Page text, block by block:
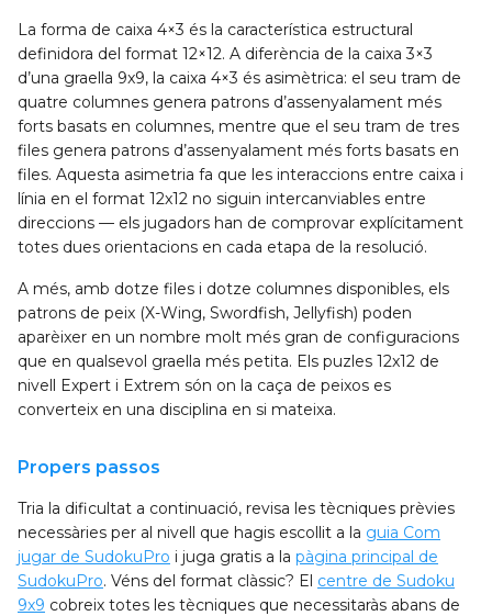
La forma de caixa 4×3 és la característica estructural
definidora del format 12×12. A diferència de la caixa 3×3
d’una graella 9x9, la caixa 4×3 és asimètrica: el seu tram de
quatre columnes genera patrons d’assenyalament més
forts basats en columnes, mentre que el seu tram de tres
files genera patrons d’assenyalament més forts basats en
files. Aquesta asimetria fa que les interaccions entre caixa i
línia en el format 12x12 no siguin intercanviables entre
direccions — els jugadors han de comprovar explícitament
totes dues orientacions en cada etapa de la resolució.
A més, amb dotze files i dotze columnes disponibles, els
patrons de peix (X-Wing, Swordfish, Jellyfish) poden
aparèixer en un nombre molt més gran de configuracions
que en qualsevol graella més petita. Els puzles 12x12 de
nivell Expert i Extrem són on la caça de peixos es
converteix en una disciplina en si mateixa.
Propers passos
Tria la dificultat a continuació, revisa les tècniques prèvies
necessàries per al nivell que hagis escollit a la guia Com
jugar de SudokuPro i juga gratis a la pàgina principal de
SudokuPro. Véns del format clàssic? El centre de Sudoku
9x9 cobreix totes les tècniques que necessitaràs abans de